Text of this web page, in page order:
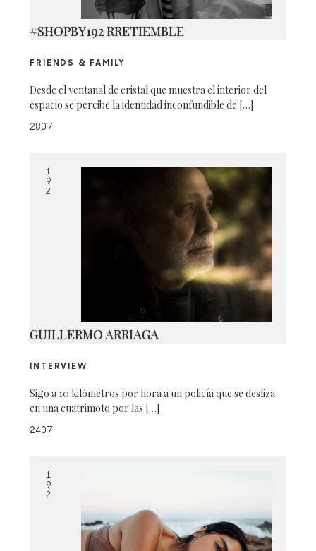
IMG_2301
#SHOPBY192 RRETIEMBLE
FRIENDS & FAMILY
Desde el ventanal de cristal que muestra el interior del
espacio se percibe la identidad inconfundible de […]
2807
1
9
2
GUILLERMO ARRIAGA
INTERVIEW
Sigo a 10 kilómetros por hora a un policía que se desliza
en una cuatrimoto por las […]
2407
1
9
2